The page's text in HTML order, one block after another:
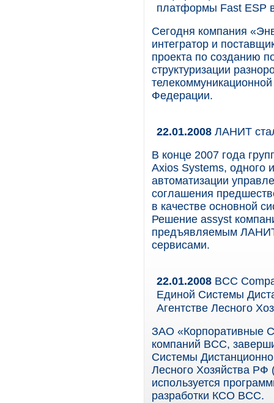
платформы Fast ESP
Сегодня компания
интегратор и
проекта по созданию
структуризации
Федерации.
22.01.2008 ЛАНИТ
В конце 2007 года
Axios Systems, одного
автоматизации
соглашения
в качестве основной
Решение assyst
предъявляемым
сервисами.
22.01.2008 BCC
Единой Системы
Агентстве Лесного
ЗАО «Корпоративные
компаний BCC,
Системы
Лесного Хозяйства
используется
разработки КСО BCC.